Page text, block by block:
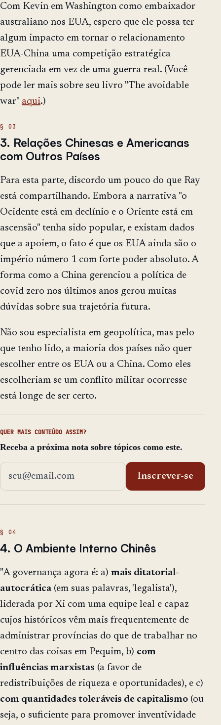
Com Kevin em Washington como embaixador
australiano nos EUA, espero que ele possa ter
algum impacto em tornar o relacionamento
EUA-China uma competição estratégica
gerenciada em vez de uma guerra real. (Você
pode ler mais sobre seu livro "The avoidable
war" aqui.)
3. Relações Chinesas e Americanas
com Outros Países
Para esta parte, discordo um pouco do que Ray
está compartilhando. Embora a narrativa "o
Ocidente está em declínio e o Oriente está em
ascensão" tenha sido popular, e existam dados
que a apoiem, o fato é que os EUA ainda são o
império número 1 com forte poder absoluto. A
forma como a China gerenciou a política de
covid zero nos últimos anos gerou muitas
dúvidas sobre sua trajetória futura.
Não sou especialista em geopolítica, mas pelo
que tenho lido, a maioria dos países não quer
escolher entre os EUA ou a China. Como eles
escolheriam se um conflito militar ocorresse
está longe de ser certo.
QUER MAIS CONTEÚDO ASSIM?
Receba a próxima nota sobre tópicos como este.
Endereço de email
Inscrever-se
4. O Ambiente Interno Chinês
"A governança agora é: a) mais ditatorial-
autocrática(em suas palavras, 'legalista'),
liderada por Xi com uma equipe leal e capaz
cujos históricos vêm mais frequentemente de
administrar províncias do que de trabalhar no
centro das coisas em Pequim, b) com
influências marxistas (a favor de
redistribuições de riqueza e oportunidades), e c)
com quantidades toleráveis de capitalismo (ou
seja, o suficiente para promover inventividade